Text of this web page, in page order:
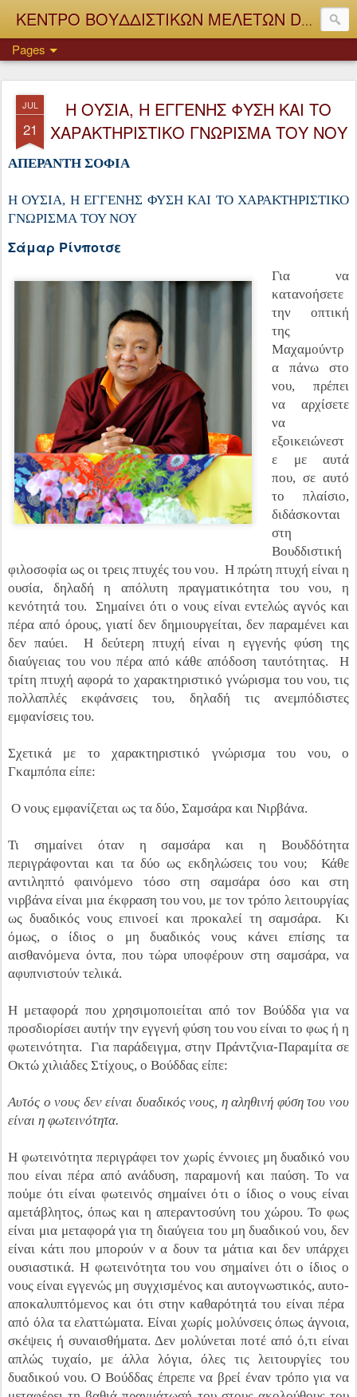
ΚΕΝΤΡΟ ΒΟΥΔΔΙΣΤΙΚΩΝ ΜΕΛΕΤΩΝ Dhagpo Rigdrol Ling
Pages
JUL
21
Η ΟΥΣΙΑ, Η ΕΓΓΕΝΗΣ ΦΥΣΗ ΚΑΙ ΤΟ
ΧΑΡΑΚΤΗΡΙΣΤΙΚΟ ΓΝΩΡΙΣΜΑ ΤΟΥ ΝΟΥ
ΑΠΕΡΑΝΤΗ ΣΟΦΙΑ
Η ΟΥΣΙΑ, Η ΕΓΓΕΝΗΣ ΦΥΣΗ ΚΑΙ ΤΟ ΧΑΡΑΚΤΗΡΙΣΤΙΚΟ
ΓΝΩΡΙΣΜΑ ΤΟΥ ΝΟΥ
Σάμαρ Ρίνποτσε
Για να
κατανοήσετε
την οπτική
της
Μαχαμούντρ
α πάνω στο
νου, πρέπει
να αρχίσετε
να
εξοικειώνεστ
ε με αυτά
που, σε αυτό
το πλαίσιο,
διδάσκονται
στη
Βουδδιστική
φιλοσοφία ως οι τρεις πτυχές του νου. Η πρώτη πτυχή είναι η
ουσία, δηλαδή η απόλυτη πραγματικότητα του νου, η
κενότητά του. Σημαίνει ότι ο νους είναι εντελώς αγνός και
πέρα από όρους, γιατί δεν δημιουργείται, δεν παραμένει και
δεν παύει. Η δεύτερη πτυχή είναι η εγγενής φύση της
διαύγειας του νου πέρα ​​από κάθε απόδοση ταυτότητας. Η
τρίτη πτυχή αφορά το χαρακτηριστικό γνώρισμα του νου, τις
πολλαπλές εκφάνσεις του, δηλαδή τις ανεμπόδιστες
εμφανίσεις του.
Σχετικά με το χαρακτηριστικό γνώρισμα του νου, ο
Γκαμπόπα είπε:
Ο νους εμφανίζεται ως τα δύο, Σαμσάρα και Νιρβάνα.
Τι σημαίνει όταν η σαμσάρα και η Βουδδότητα
περιγράφονται και τα δύο ως εκδηλώσεις του νου; Κάθε
αντιληπτό φαινόμενο τόσο στη σαμσάρα όσο και στη
νιρβάνα είναι μια έκφραση του νου, με τον τρόπο λειτουργίας
ως δυαδικός νους επινοεί και προκαλεί τη σαμσάρα. Κι
όμως, ο ίδιος ο μη δυαδικός νους κάνει επίσης τα
αισθανόμενα όντα, που τώρα υποφέρουν στη σαμσάρα, να
αφυπνιστούν τελικά.
Η μεταφορά που χρησιμοποιείται από τον Βούδδα για να
προσδιορίσει αυτήν την εγγενή φύση του νου είναι το φως ή η
φωτεινότητα. Για παράδειγμα, στην Πράντζνια-Παραμίτα σε
Οκτώ χιλιάδες Στίχους, ο Βούδδας είπε:
Αυτός ο νους δεν είναι δυαδικός νους, η αληθινή φύση του νου
είναι η φωτεινότητα.
Η φωτεινότητα περιγράφει τον χωρίς έννοιες μη δυαδικό νου
που είναι πέρα από ανάδυση, παραμονή και παύση. Το να
πούμε ότι είναι φωτεινός σημαίνει ότι ο ίδιος ο νους είναι
αμετάβλητος, όπως και η απεραντοσύνη του χώρου. Το φως
είναι μια μεταφορά για τη διαύγεια του μη δυαδικού νου, δεν
είναι κάτι που μπορούν ν α δουν τα μάτια και δεν υπάρχει
ουσιαστικά. Η φωτεινότητα του νου σημαίνει ότι ο ίδιος ο
νους είναι εγγενώς μη συγχισμένος και αυτογνωστικός, αυτο-
αποκαλυπτόμενος και ότι στην καθαρότητά του είναι πέρα ​​
από όλα τα ελαττώματα. Είναι χωρίς μολύνσεις όπως άγνοια,
σκέψεις ή συναισθήματα. Δεν μολύνεται ποτέ από ό,τι είναι
απλώς τυχαίο, με άλλα λόγια, όλες τις λειτουργίες του
δυαδικού νου. Ο Βούδδας έπρεπε να βρεί έναν τρόπο για να